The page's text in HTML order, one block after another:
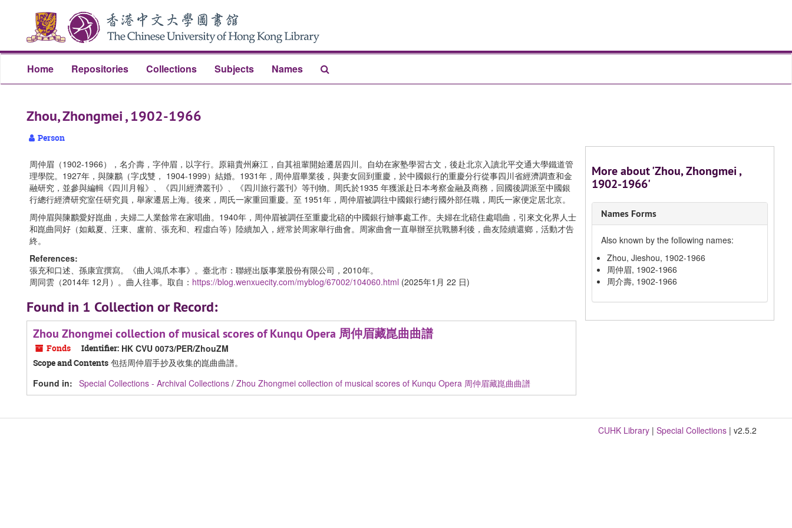
content
Home Repositories Collections Subjects Names
Zhou, Zhongmei , 1902-1966
Person
周仲眉（1902-1966），名介壽，字仲眉，以字行。原籍貴州麻江，自其祖輩開始遷居四川。自幼在家塾學習古文，後赴北京入讀北平交通大學鐵道管
理學院。1927年，與陳鸝（字戊雙， 1904-1999）結婚。1931年，周仲眉畢業後，與妻女回到重慶，於中國銀行的重慶分行從事四川省經濟調查和金
融研究，並參與編輯《四川月報》、《四川經濟叢刊》、《四川旅行叢刊》等刊物。周氏於1935 年獲派赴日本考察金融及商務，回國後調派至中國銀
行總行經濟研究室任研究員，舉家遷居上海。後來，周氏一家重回重慶。至 1951年，周仲眉被調往中國銀行總行國外部任職，周氏一家便定居北京。
周仲眉與陳鸝愛好崑曲，夫婦二人業餘常在家唱曲。1940年，周仲眉被調任至重慶北碚的中國銀行辧事處工作。夫婦在北碚住處唱曲，引來文化界人士
和崑曲同好（如戴夏、汪東、盧前、張充和、程虛白等）陸續加入，經常於周家舉行曲會。周家曲會一直舉辦至抗戰勝利後，曲友陸續還鄉，活動才告
終。
References:
張充和口述、孫康宜撰寫。《曲人鴻爪本事》。臺北市：聯經出版事業股份有限公司，2010年。
周同雲（2014年 12月）。曲人往事。取自： https://blog.wenxuecity.com/myblog/67002/104060.html (2025年1月 22 日)
Found in 1 Collection or Record:
Zhou Zhongmei collection of musical scores of Kunqu Opera 周仲眉藏崑曲曲譜
Fonds Identifier: HK CVU 0073/PER/ZhouZM
Scope and Contents 包括周仲眉手抄及收集的崑曲曲譜。
Found in: Special Collections - Archival Collections / Zhou Zhongmei collection of musical scores of Kunqu Opera 周仲眉藏崑曲曲譜
More about 'Zhou, Zhongmei ,
1902-1966'
Names Forms
Also known by the following names:
Zhou, Jieshou, 1902-1966
周仲眉, 1902-1966
周介壽, 1902-1966
CUHK Library | Special Collections | v2.5.2